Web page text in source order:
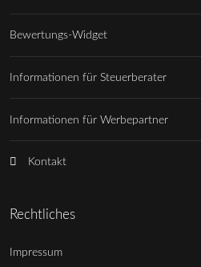
Bewertungs-Widget
Informationen für Steuerberater
Informationen für Werbepartner
Kontakt
Rechtliches
Impressum